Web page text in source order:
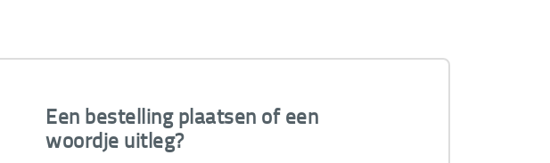
Een bestelling plaatsen of een
woordje uitleg?